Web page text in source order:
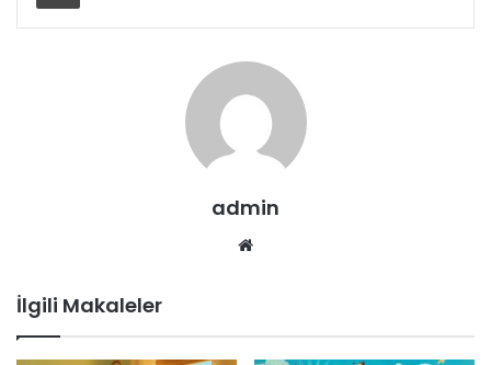
admin
İlgili Makaleler